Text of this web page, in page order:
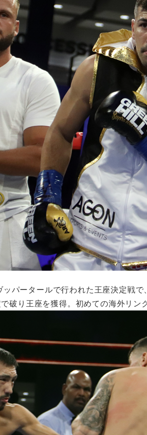
パータールで行われた王座決定戦
破り王座を獲得。初めての海外リン